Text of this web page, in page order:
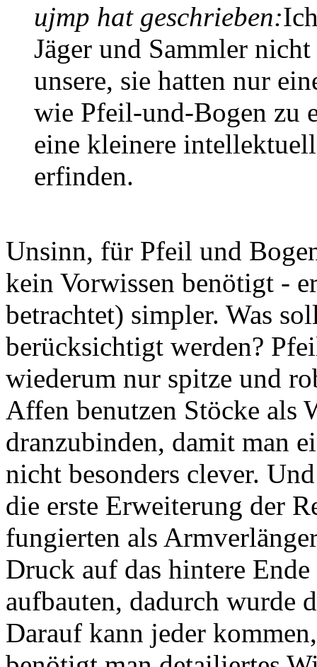
ujmp hat geschrieben:
Jäger und Sammler
unsere, sie hatten nur
wie Pfeil-und-Bogen zu
eine kleinere
erfinden.
Unsinn, für Pfeil und
kein Vorwissen benötigt -
betrachtet) simpler. Was
berücksichtigt werden?
wiederum nur spitze und
Affen benutzen Stöcke als
dranzubinden, damit man
nicht besonders clever.
die erste Erweiterung der
fungierten als
Druck auf das hintere
aufbauten, dadurch wurde
Darauf kann jeder